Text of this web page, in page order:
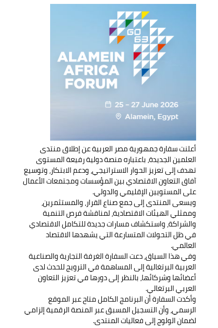
أعلنت سفارة جمهورية مصر العربية عن إطلاق منتدى
العلمين الجديدة، باعتباره منصة دولية رفيعة المستوى
تهدف إلى تعزيز الحوار الاستراتيجي، ودعم الابتكار، وتوسيع
آفاق التعاون الاقتصادي بين المؤسسات ومجتمعات الأعمال
على المستويين الإقليمي والدولي.
ويسعى المنتدى إلى جمع صناع القرار، والمستثمرين،
وممثلي الهيئات الاقتصادية، لمناقشة فرص التنمية
والشراكة، واستكشاف مسارات جديدة للتكامل الاقتصادي
في ظل التحولات المتسارعة التي يشهدها الاقتصاد
العالمي.
وفي هذا السياق، دعت السفارة الغرفة التجارية والصناعية
العربية البرتغالية إلى المساهمة في الترويج للحدث لدى
أعضائها وشركائها، بالنظر إلى دورها في تعزيز التعاون
العربي البرتغالي.
وأكدت السفارة أن البرنامج الكامل متاح عبر الموقع
الرسمي، وأن التسجيل المسبق عبر المنصة الرقمية إلزامي
لضمان الولوج إلى فعاليات المنتدى.